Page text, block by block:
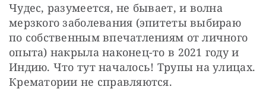
Чудес, разумеется, не бывает, и волна
мерзкого заболевания (эпитеты выбираю
по собственным впечатлениям от личного
опыта) накрыла наконец-то в 2021 году и
Индию. Что тут началось! Трупы на улицах.
Крематории не справляются.